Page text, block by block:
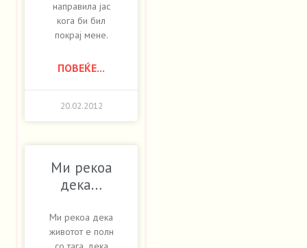
направила јас
кога би бил
покрај мене.
ПОВЕЌЕ...
20.02.2012
Ми рекоа
дека…
Ми рекоа дека
животот е полн